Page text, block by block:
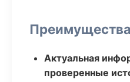
Актуальная
проверенные